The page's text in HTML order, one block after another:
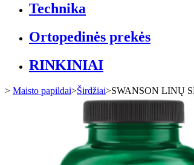
Technika
Ortopedinės prekės
RINKINIAI
> Maisto papildai>Širdžiai>SWANSON LINŲ